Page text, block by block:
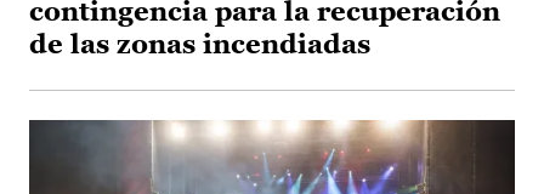
contingencia para la recuperación
de las zonas incendiadas